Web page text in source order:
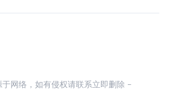
网络，如有侵权请联系立即删除 -